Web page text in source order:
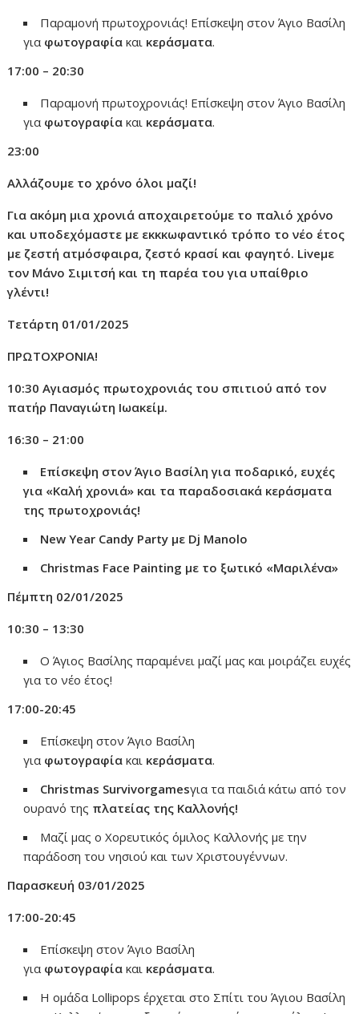
Παραμονή πρωτοχρονιάς! Επίσκεψη στον Άγιο Βασίλη
για φωτογραφία και κεράσματα.
17:00 – 20:30
Παραμονή πρωτοχρονιάς! Επίσκεψη στον Άγιο Βασίλη
για φωτογραφία και κεράσματα.
23:00
Αλλάζουμε το χρόνο όλοι μαζί!
Για ακόμη μια χρονιά αποχαιρετούμε το παλιό χρόνο
και υποδεχόμαστε με εκκκωφαντικό τρόπο το νέο έτος
με ζεστή ατμόσφαιρα, ζεστό κρασί και φαγητό. Liveμε
τον Μάνο Σιμιτσή και τη παρέα του για υπαίθριο
γλέντι!
Τετάρτη 01/01/2025
ΠΡΩΤΟΧΡΟΝΙΑ!
10:30 Αγιασμός πρωτοχρονιάς του σπιτιού από τον
πατήρ Παναγιώτη Ιωακείμ.
16:30 – 21:00
Επίσκεψη στον Άγιο Βασίλη για ποδαρικό, ευχές
για «Καλή χρονιά» και τα παραδοσιακά κεράσματα
της πρωτοχρονιάς!
New Year Candy Party με Dj Manolo
Christmas Face Painting με το ξωτικό «Μαριλένα»
Πέμπτη 02/01/2025
10:30 – 13:30
Ο Άγιος Βασίλης παραμένει μαζί μας και μοιράζει ευχές
για το νέο έτος!
17:00-20:45
Επίσκεψη στον Άγιο Βασίλη
για φωτογραφία και κεράσματα.
Christmas Survivorgamesγια τα παιδιά κάτω από τον
ουρανό της πλατείας της Καλλονής!
Μαζί μας ο Χορευτικός όμιλος Καλλονής με την
παράδοση του νησιού και των Χριστουγέννων.
Παρασκευή 03/01/2025
17:00-20:45
Επίσκεψη στον Άγιο Βασίλη
για φωτογραφία και κεράσματα.
Η ομάδα Lollipops έρχεται στο Σπίτι του Άγιου Βασίλη